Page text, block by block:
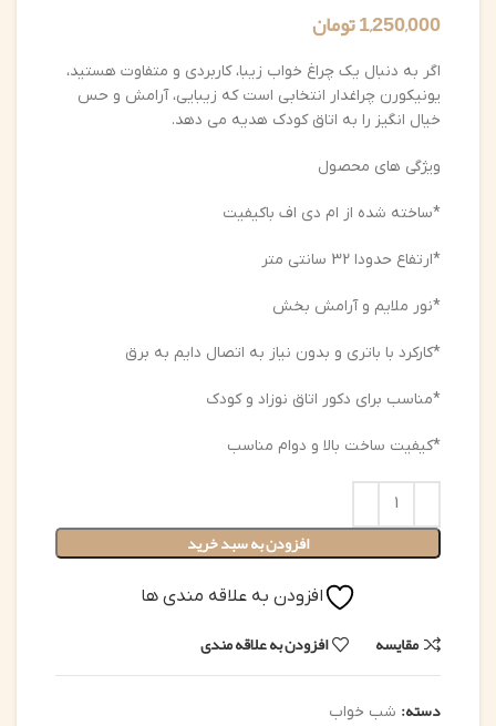
1,250,000تومان
اگر به دنبال یک چراغ خواب زیبا، کاربردی و متفاوت هستید،
یونیکورن چراغدار انتخابی است که زیبایی، آرامش و حس
خیال انگیز را به اتاق کودک هدیه می دهد.
ویژگی های محصول
*ساخته شده از ام دی اف باکیفیت
*ارتفاع حدودا 32 سانتی متر
*نور ملایم و آرامش بخش
*کارکرد با باتری و بدون نیاز به اتصال دایم به برق
*مناسب برای دکور اتاق نوزاد و کودک
*کیفیت ساخت بالا و دوام مناسب
افزودن به سبد خرید
افزودن به علاقه مندی ها
مقایسه افزودن به علاقه مندی
دسته: شب خواب